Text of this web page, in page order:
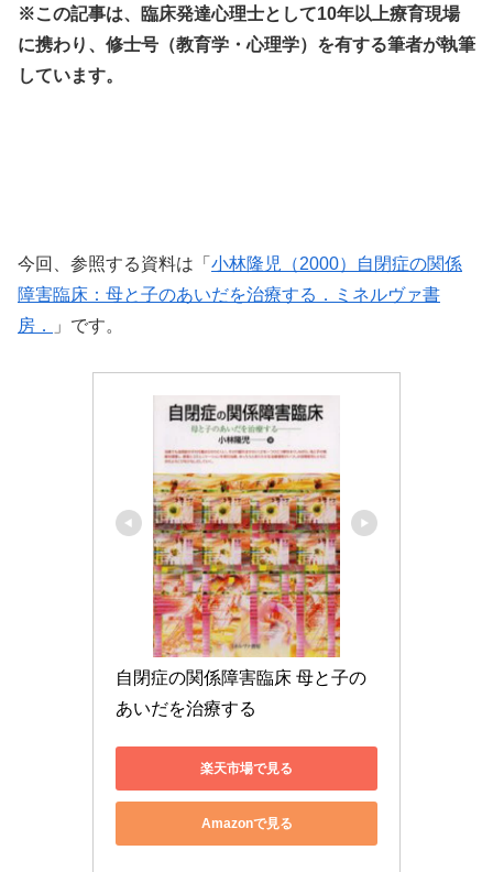
※この記事は、臨床発達心理士として10年以上療育現場
に携わり、修士号（教育学・心理学）を有する筆者が執筆
しています。
今回、参照する資料は「 小林隆児（2000）自閉症の関係
障害臨床：母と子のあいだを治療する．ミネルヴァ書
房．
」です。
自閉症の関係障害臨床 母と子の
あいだを治療する
楽天市場で見る
Amazonで見る